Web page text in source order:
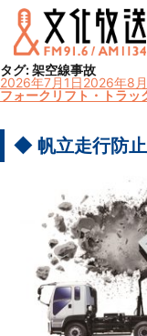
タグ:架空線事故
投
稿
日:
2026年7月1日2026年8
フォークリフト・トラッ
◆ 帆立走行防